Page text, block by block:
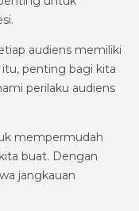
audiens memiliki
itu, penting bagi kita
perilaku audiens
mempermudah
buat. Dengan
jangkauan